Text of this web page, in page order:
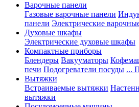
Варочные панели
Газовые варочные панели
панели Электрические
Духовые шкафы
Электрические духовые шкафы
Компактные приборы
Блендеры Вакууматоры
печи Подогреватели посуды ...
Вытяжки
Встраиваемые вытяжки
вытяжки